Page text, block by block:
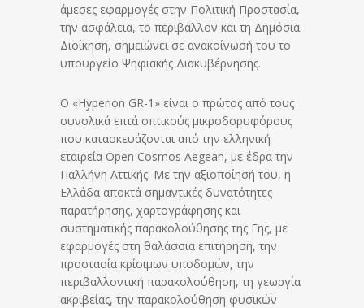
άμεσες εφαρμογές στην Πολιτική Προστασία,
την ασφάλεια, το περιβάλλον και τη Δημόσια
Διοίκηση, σημειώνει σε ανακοίνωσή του το
υπουργείο Ψηφιακής Διακυβέρνησης.
Ο «Hyperion GR-1» είναι ο πρώτος από τους
συνολικά επτά οπτικούς μικροδορυφόρους
που κατασκευάζονται από την ελληνική
εταιρεία Open Cosmos Aegean, με έδρα την
Παλλήνη Αττικής. Με την αξιοποίησή του, η
Ελλάδα αποκτά σημαντικές δυνατότητες
παρατήρησης, χαρτογράφησης και
συστηματικής παρακολούθησης της Γης, με
εφαρμογές στη θαλάσσια επιτήρηση, την
προστασία κρίσιμων υποδομών, την
περιβαλλοντική παρακολούθηση, τη γεωργία
ακριβείας, την παρακολούθηση φυσικών